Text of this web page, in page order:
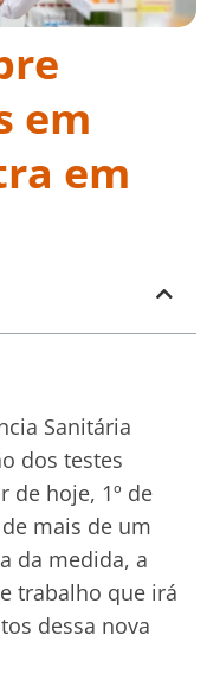
em
em
Sanitária
dos testes
de hoje, 1º de
mais de um
da medida, a
trabalho que irá
dessa nova